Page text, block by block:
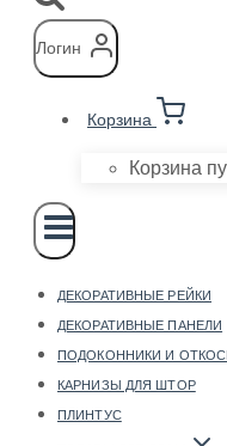
Логин
Корзина
Корзина
ДЕКОРАТИВНЫЕ РЕЙКИ
ДЕКОРАТИВНЫЕ ПАНЕЛИ
ПОДОКОННИКИ И
КАРНИЗЫ ДЛЯ ШТОР
ПЛИНТУС